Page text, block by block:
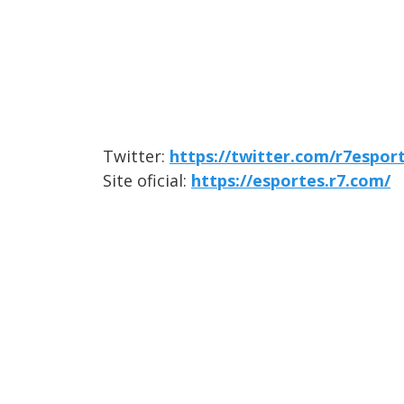
Twitter: https://twitter.com/
Site oficial: https://esportes.r7.com/